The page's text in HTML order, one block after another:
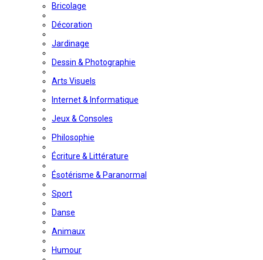
Bricolage
Décoration
Jardinage
Dessin & Photographie
Arts Visuels
Internet & Informatique
Jeux & Consoles
Philosophie
Écriture & Littérature
Ésotérisme & Paranormal
Sport
Danse
Animaux
Humour